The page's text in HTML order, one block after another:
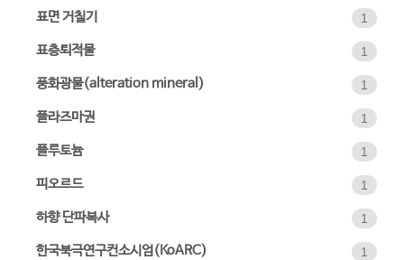
표면 거칠기 1
표층퇴적물 1
풍화광물(alteration mineral) 1
플라즈마권 1
플루토늄 1
피오르드 1
하향 단파복사 1
한국북극연구컨소시엄(KoARC) 1